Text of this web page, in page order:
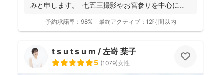
みと申します。 七五三撮影やお宮参りを中心に家
予約承諾率： 98% 最終アクティブ： 12時間以内
t s u t s u m / 左嵜 葉子
5 (1079)女性